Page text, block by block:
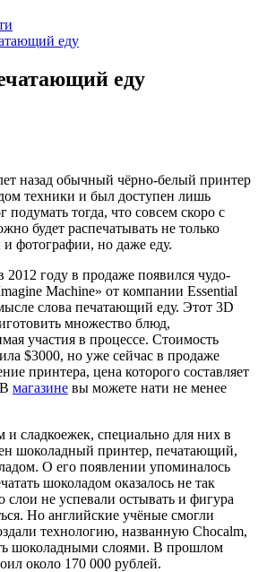
еду
еду
назад обычный чёрно-белый принтер
техники и был доступен лишь
тогда, что совсем скоро с
будет распечатывать не только
фотографии, но даже еду.
2012 году в продаже появился чудо-
Machine» от компании Essential
слова печатающий еду. Этот 3D
множество блюд,
участия в процессе. Стоимость
$3000, но уже сейчас в продаже
принтера, цена которого составляет
магазине вы можете нати не менее
сладкоежек, специально для них в
шоколадный принтер, печатающий,
О его появлении упоминалось
шоколадом оказалось не так
слои не успевали остывать и фигура
Но английские учёные смогли
технологию, названную Chocalm,
шоколадными слоями. В прошлом
около 170 000 рублей.